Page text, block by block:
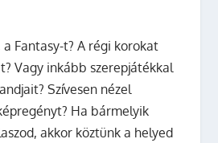
Fantasy-t? A régi korokat
Vagy inkább szerepjátékkal
Szívesen nézel
Ha bármelyik
akkor köztünk a helyed